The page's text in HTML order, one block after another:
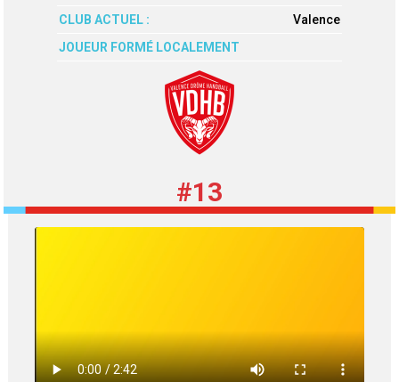
CLUB ACTUEL :
Valence
JOUEUR FORMÉ LOCALEMENT
#13